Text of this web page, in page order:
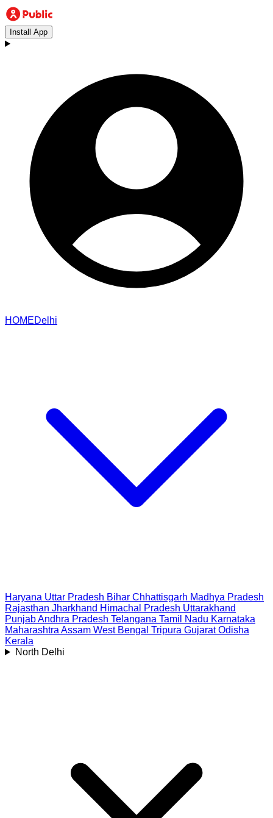
Install App
HOMEDelhi
Haryana Uttar Pradesh Bihar Chhattisgarh Madhya Pradesh
Rajasthan Jharkhand Himachal Pradesh Uttarakhand
PunjabAndhra Pradesh Telangana Tamil Nadu Karnataka
Maharashtra Assam West Bengal Tripura Gujarat Odisha
Kerala
North Delhi